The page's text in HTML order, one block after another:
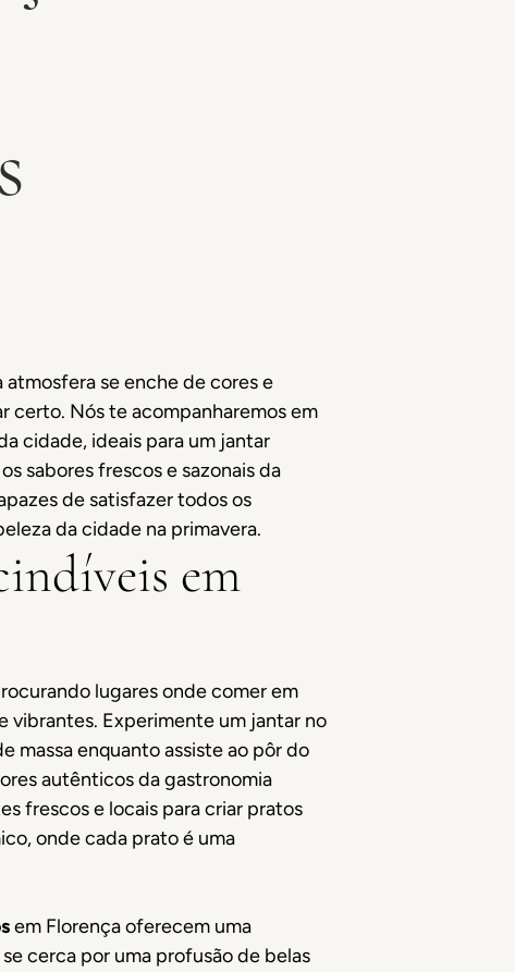
se enche de cores e
certo. Nós te acompanharemos em
cidade, ideais para um jantar
sabores frescos e sazonais da
de satisfazer todos os
da cidade na primavera.
em
lugares onde comer em
vibrantes. Experimente um jantar no
massa enquanto assiste ao pôr do
autênticos da gastronomia
frescos e locais para criar pratos
onde cada prato é uma
em Florença oferecem uma
cerca por uma profusão de belas